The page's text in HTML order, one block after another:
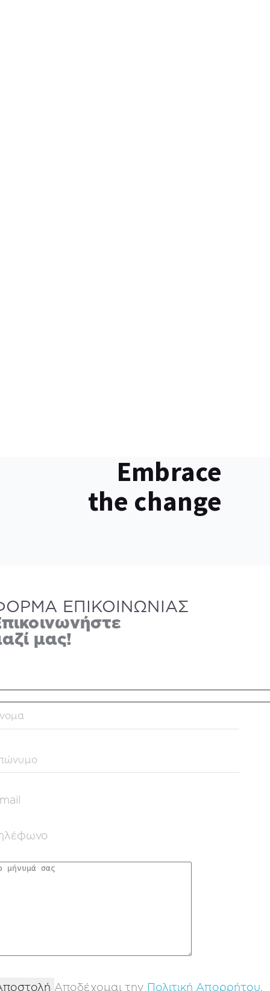
Embrace
the change
ΕΠΙΚΟΙΝΩΝΙΑΣ
μας!
Αποδέχομαι την Πολιτική Απορρήτου.